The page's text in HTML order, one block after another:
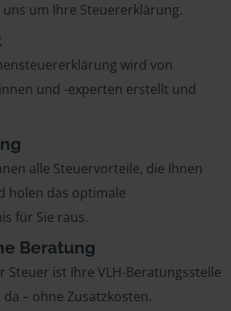
um Ihre Steuererklärung.
wird von
und -experten erstellt und
alle Steuervorteile, die Ihnen
holen das optimale
für Sie raus.
Beratung
Steuer ist Ihre VLH-Beratungsstelle
– ohne Zusatzkosten.